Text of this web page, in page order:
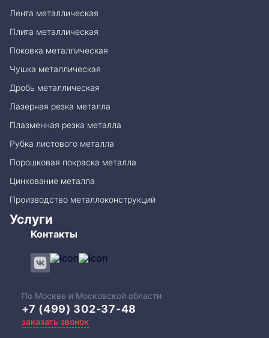
Лента металлическая
Плита металлическая
Поковка металлическая
Чушка металлическая
Дробь металлическая
Лазерная резка металла
Плазменная резка металла
Рубка листового металла
Порошковая покраска металла
Цинкование металла
Производство металлоконструкций
Услуги
Контакты
По Москве и Московской области
+7 (499) 302-37-48
заказать звонок